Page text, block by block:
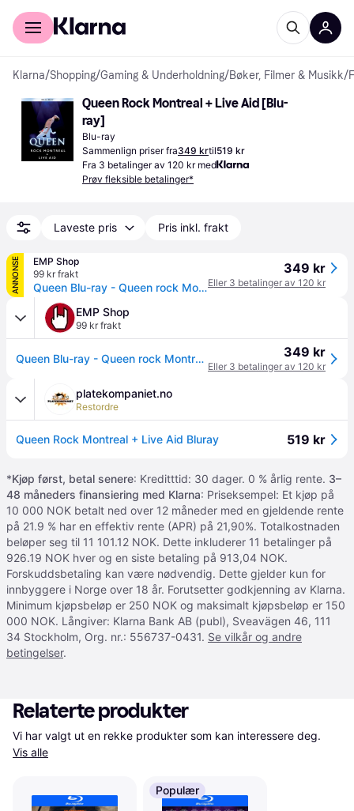
For kunder
Klarna/Shopping/Gaming & Underholdning/Bøker, Filmer & Musikk/
Queen Rock Montreal + Live Aid [Blu-
ray]
Blu-ray
Sammenlign priser fra349 krtil519 kr
Fra 3 betalinger av 120 kr med
Prøv fleksible betalinger*
Laveste pris Pris inkl. frakt
ANNONSE
EMP Shop
99 kr frakt
Queen Blu-ray - Queen rock Montreal (2024 Edition) - None - standard - Standard
349 kr
Eller 3 betalinger av 120 kr
EMP Shop
99 kr frakt
Queen Blu-ray - Queen rock Montreal (2024 Edition) - None - standard - Standard 349 kr
Eller 3 betalinger av 120 kr
platekompaniet.no
Restordre
Queen Rock Montreal + Live Aid Bluray 519 kr
*Kjøp først, betal senere: Kreditttid: 30 dager. 0 % årlig rente. 3–
48 måneders finansiering med Klarna: Priseksempel: Et kjøp på
10 000 NOK betalt ned over 12 måneder med en gjeldende rente
på 21.9 % har en effektiv rente (APR) på 21,90%. Totalkostnaden
beløper seg til 11 101.12 NOK. Dette inkluderer 11 betalinger på
926.19 NOK hver og en siste betaling på 913,04 NOK.
Forskuddsbetaling kan være nødvendig. Dette gjelder kun for
innbyggere i Norge over 18 år. Forutsetter godkjenning av Klarna.
Minimum kjøpsbeløp er 250 NOK og maksimalt kjøpsbeløp er 150
000 NOK. Långiver: Klarna Bank AB (publ), Sveavägen 46, 111
34 Stockholm, Org. nr.: 556737-0431. Se vilkår og andre
betingelser.
Relaterte produkter
Vis alle
Populær